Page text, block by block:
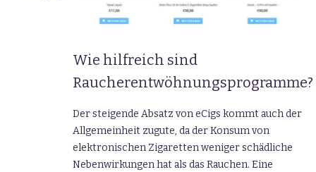
Wie hilfreich sind
Raucherentwöhnungsprogramme?
Der steigende Absatz von eCigs kommt auch der
Allgemeinheit zugute, da der Konsum von
elektronischen Zigaretten weniger schädliche
Nebenwirkungen hat als das Rauchen. Eine